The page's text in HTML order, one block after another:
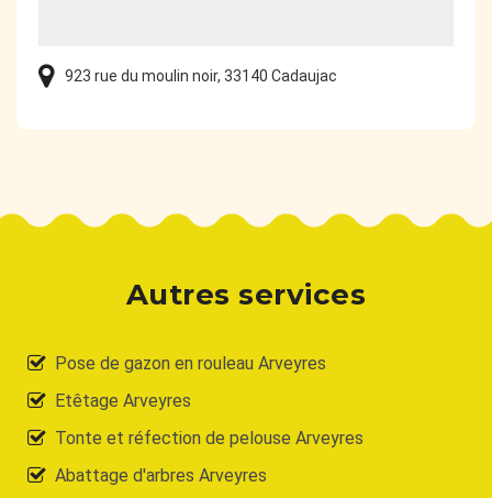
923 rue du moulin noir, 33140 Cadaujac
Autres services
Pose de gazon en rouleau Arveyres
Etêtage Arveyres
Tonte et réfection de pelouse Arveyres
Abattage d'arbres Arveyres